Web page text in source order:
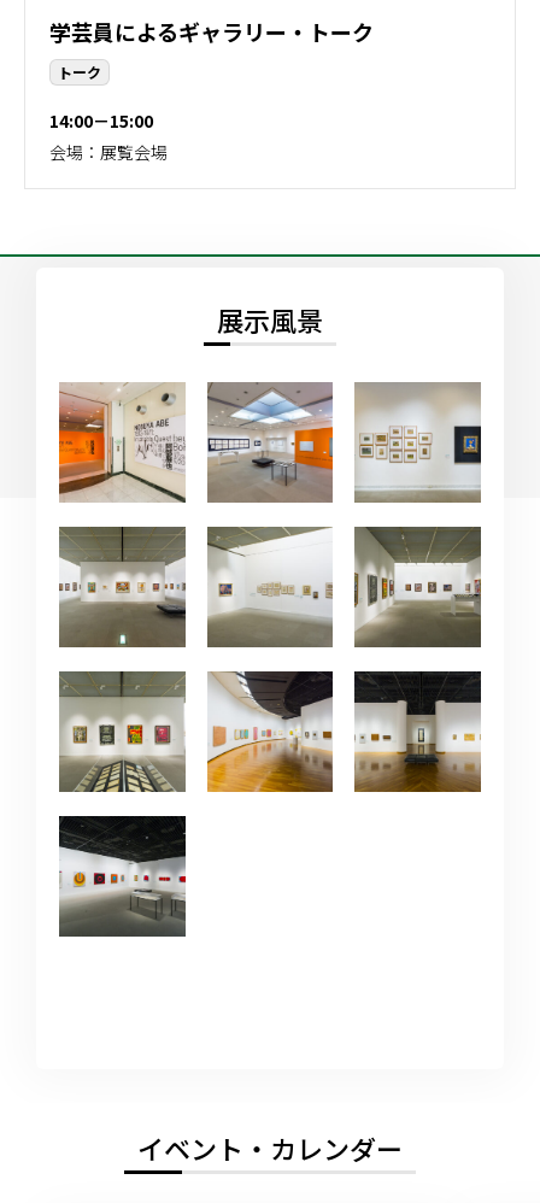
学芸員によるギャラリー・トーク
トーク
14:00－15:00
会場：展覧会場
展示風景
イベント・カレンダー